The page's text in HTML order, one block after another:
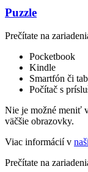
Puzzle
Prečítate na
Pocketbook
Kindle
Smartfón či
Počítač s
Nie je možné meniť
väčšie obrazovky.
Viac informácií v
Prečítate na